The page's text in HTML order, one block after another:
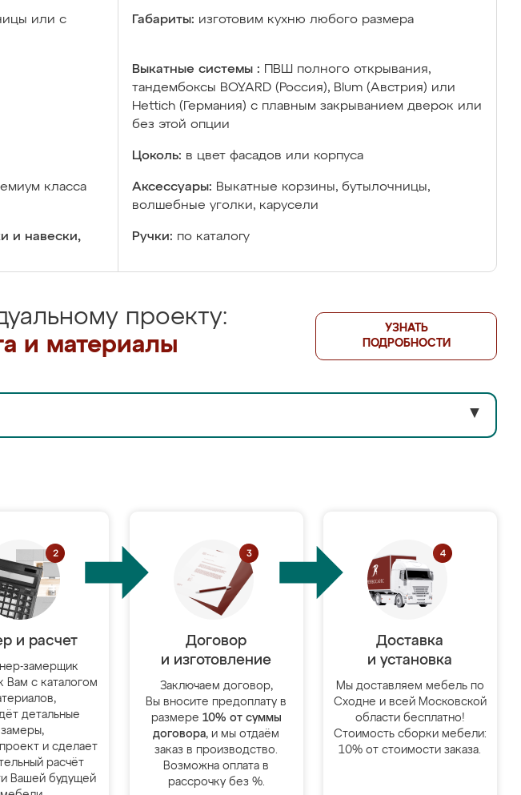
или с
Габариты: изготовим кухню любого размера
Выкатные системы :
ПВШ полного открывания,
тандембоксы BOYARD (Россия), Blum (Австрия) или
Hettich (Германия) с плавным закрыванием дверок или
без этой опции
Цоколь: в цвет фасадов или корпуса
класса
Аксессуары: Выкатные корзины, бутылочницы,
волшебные уголки, карусели
и навески,
Ручки: по каталогу
проекту:
и материалы
УЗНАТЬ
ПОДРОБНОСТИ
▼
и расчет
замерщик
Вам с каталогом
детальные
замеры,
и сделает
расчёт
Вашей будущей
Договор
и изготовление
Заключаем договор,
Вы вносите предоплату в
размере 10% от суммы
договора, и мы отдаём
заказ в производство.
Возможна оплата в
рассрочку без %.
Доставка
и установка
Мы доставляем мебель по
Сходне и всей Московской
области бесплатно!
Стоимость сборки мебели:
10% от стоимости заказа.